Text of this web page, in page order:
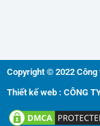
Copyright © 2022
Thiết kế web : CÔNG